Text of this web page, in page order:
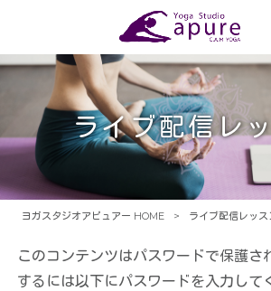
ライブ配信レ
ヨガスタジオアピュアー HOME > ライブ配信レッス
このコンテンツはパスワードで保護さ
するには以下にパスワードを入力して